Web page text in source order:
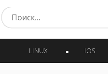
LINUX IOS